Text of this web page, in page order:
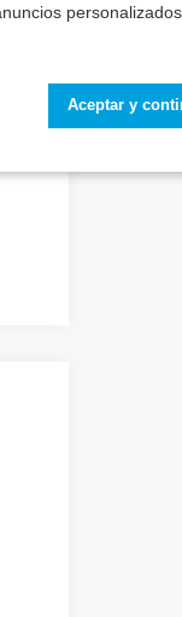
personalizados.
Aceptar y